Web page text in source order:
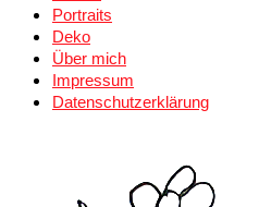
Portraits
Deko
Über mich
Impressum
Datenschutzerklärung